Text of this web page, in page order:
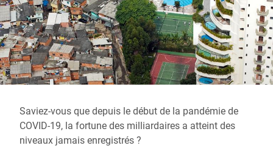
Saviez-vous que depuis le début de la pandémie de
COVID-19, la fortune des milliardaires a atteint des
niveaux jamais enregistrés ?